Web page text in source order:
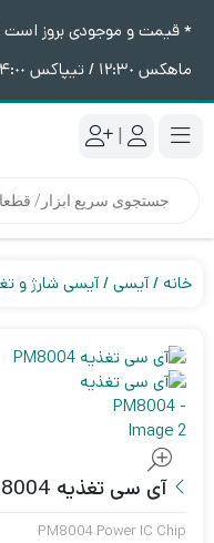
* قیمت و موجودی بروز است
ماهکس ١٢:٣٠ / تیپاکس ١۴:٠٠
|
محصولات
خانه آیسی آیسی شارژ و
آی سی تغذیه PM8004
PM8004 Power IC Chip